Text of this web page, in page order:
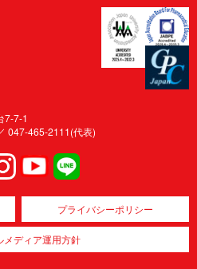
7-7-1
047-465-2111(代表)
プライバシーポリシー
メディア運用方針